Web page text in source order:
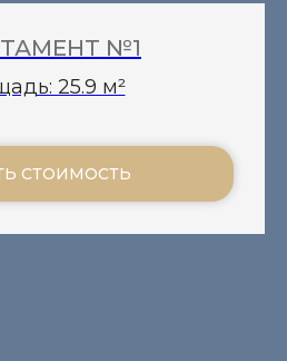
№1
25.9 м²
СТОИМОСТЬ